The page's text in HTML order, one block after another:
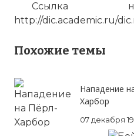
Ссылка
http://dic.academic.ru/
Похожие темы
Нападение
Харбор
07 декабря